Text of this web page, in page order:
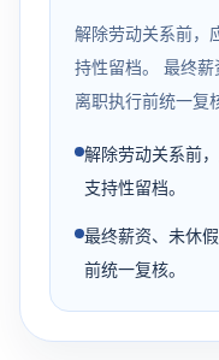
解除劳动关系前，
持性留档。 最终
离职执行前统一复
解除劳动关系前
支持性留档。
最终薪资、未休
前统一复核。